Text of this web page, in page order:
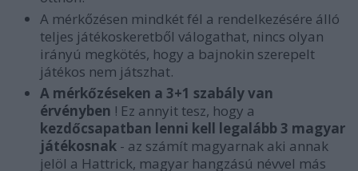
A mérkőzésen mindkét fél a rendelkezésére álló
teljes játékoskeretből válogathat, nincs olyan
irányú megkötés, hogy a bajnokin szerepelt
játékos nem játszhat.
A mérkőzéseken a 3+1 szabály van
érvényben ! Ez annyit tesz, hogy a
kezdőcsapatban lenni kell legalább 3 magyar
játékosnak - az számít magyarnak aki annak
jelöl a Hattrick, magyar hangzású névvel más